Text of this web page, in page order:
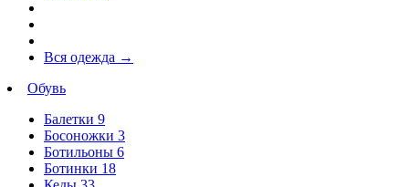
Вся одежда →
Обувь
Балетки 9
Босоножки 3
Ботильоны 6
Ботинки 18